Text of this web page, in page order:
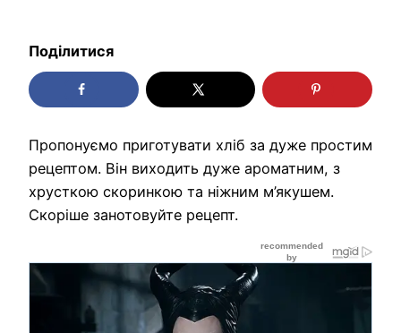
Поділитися
Пропонуємо приготувати хліб за дуже простим
рецептом. Він виходить дуже ароматним, з
хрусткою скоринкою та ніжним м’якушем.
Скоріше занотовуйте рецепт.